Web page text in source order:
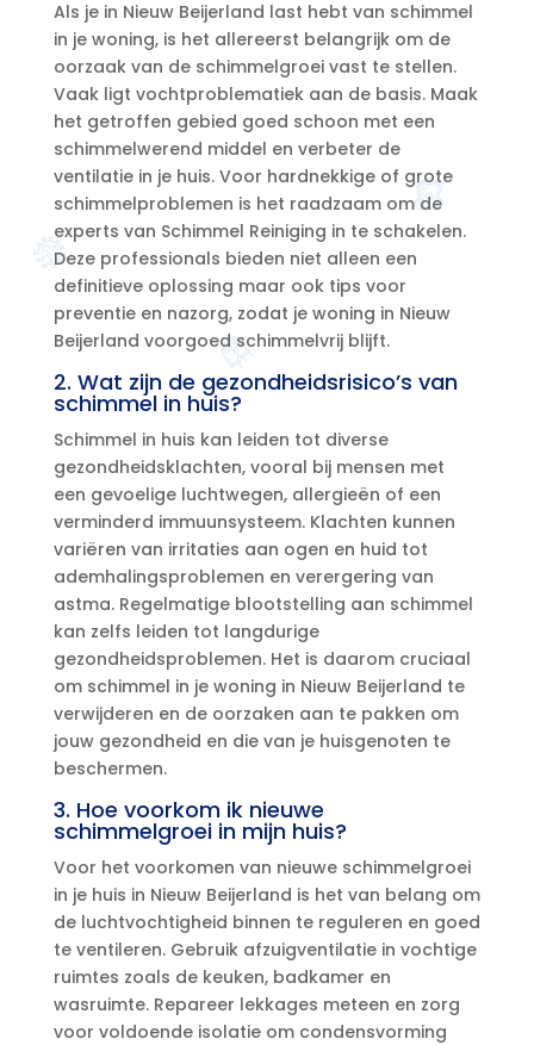
Als je in Nieuw Beijerland last hebt van schimmel
in je woning, is het allereerst belangrijk om de
oorzaak van de schimmelgroei vast te stellen.​
Vaak ligt vochtproblematiek aan de basis.​ Maak
het getroffen gebied goed schoon met een
schimmelwerend middel en verbeter de
ventilatie in je huis.​ Voor hardnekkige of grote
schimmelproblemen is het raadzaam om de
experts van Schimmel Reiniging in te schakelen.​
Deze professionals bieden niet alleen een
definitieve oplossing maar ook tips voor
preventie en nazorg, zodat je woning in Nieuw
Beijerland voorgoed schimmelvrij blijft.​
2.​ Wat zijn de gezondheidsrisico’s van
schimmel in huis?
Schimmel in huis kan leiden tot diverse
gezondheidsklachten, vooral bij mensen met
een gevoelige luchtwegen, allergieën of een
verminderd immuunsysteem.​ Klachten kunnen
variëren van irritaties aan ogen en huid tot
ademhalingsproblemen en verergering van
astma.​ Regelmatige blootstelling aan schimmel
kan zelfs leiden tot langdurige
gezondheidsproblemen.​ Het is daarom cruciaal
om schimmel in je woning in Nieuw Beijerland te
verwijderen en de oorzaken aan te pakken om
jouw gezondheid en die van je huisgenoten te
beschermen.​
3.​ Hoe voorkom ik nieuwe
schimmelgroei in mijn huis?
Voor het voorkomen van nieuwe schimmelgroei
in je huis in Nieuw Beijerland is het van belang om
de luchtvochtigheid binnen te reguleren en goed
te ventileren.​ Gebruik afzuigventilatie in vochtige
ruimtes zoals de keuken, badkamer en
wasruimte.​ Repareer lekkages meteen en zorg
voor voldoende isolatie om condensvorming